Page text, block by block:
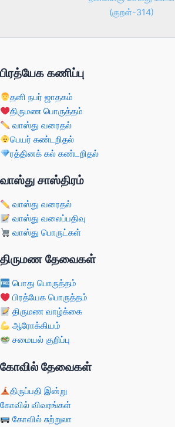
(குறள்-314)
பிரத்யேக கணிப்பு
தனி நபர் ஜாதகம்
திருமண பொருத்தம்
வாஸ்து வரைதல்
பெயர் கண்டறிதல்
ரத்தினக் கல் கண்டறிதல்
வாஸ்து சாஸ்திரம்
வாஸ்து வரைதல்
வாஸ்து வலைப்பதிவு
வாஸ்து பொருட்கள்
திருமண தேவைகள்
பொது பொருத்தம்
பிரத்யேக பொருத்தம்
திருமண வாழ்க்கை
ஆரோக்கியம்
சமையல் குறிப்பு
கோவில் தேவைகள்
திருப்பதி இன்று
கோவில் விவரங்கள்
கோவில் சுற்றுலா